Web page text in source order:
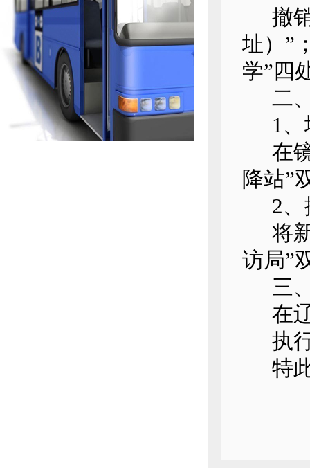
撤
址）”
学”四
二
1
在
降站”
2
将
访局”
三
在
执
特